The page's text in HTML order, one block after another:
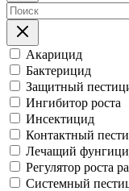
Акарицид
Бактерицид
Защитный
Ингибитор роста
Инсектицид
Контактный
Лечащий
Регулятор роста
Системный